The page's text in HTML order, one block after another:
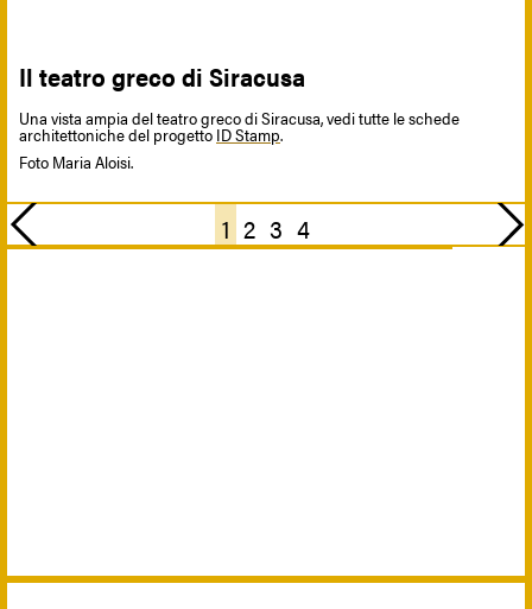
Il teatro greco di Siracusa
Una vista ampia del teatro greco di Siracusa, vedi tutte le schede
architettoniche del progetto ID Stamp.
Foto Maria Aloisi.
1 2 3 4
Previous Next